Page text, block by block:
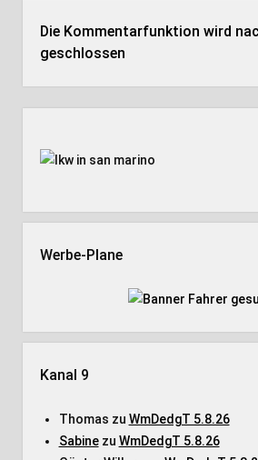
Die Kommentarfunktion wird
geschlossen
Werbe-Plane
Kanal 9
Thomas zu WmDedgT 5.8.26
Sabinezu WmDedgT 5.8.26